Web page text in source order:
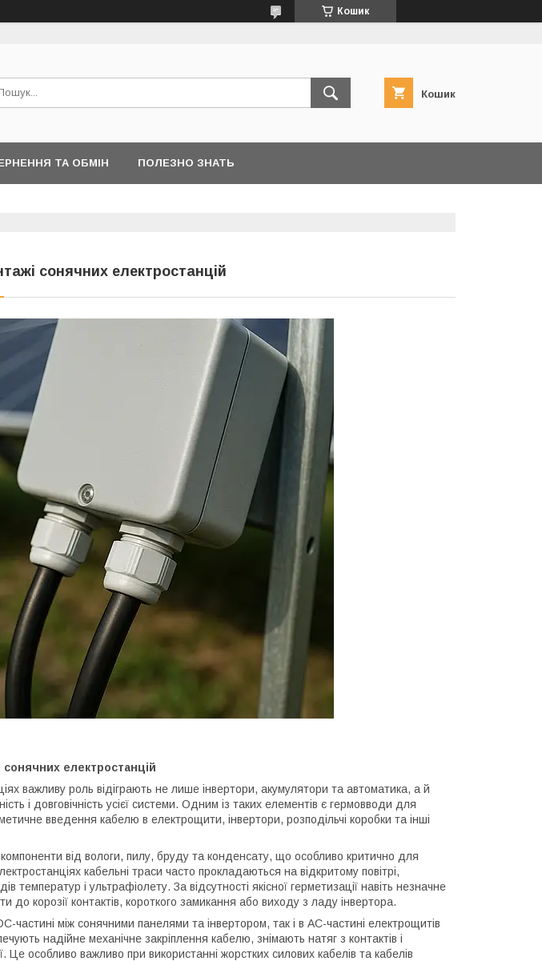
Кошик
Кошик
ТА ОБМІН ПОЛЕЗНО ЗНАТЬ
сонячних електростанцій
електростанцій
важливу роль відіграють не лише інвертори, акумулятори та автоматика, а й
і довговічність усієї системи. Одним із таких елементів є гермовводи для
введення кабелю в електрощити, інвертори, розподільчі коробки та інші
від вологи, пилу, бруду та конденсату, що особливо критично для
кабельні траси часто прокладаються на відкритому повітрі,
температур і ультрафіолету. За відсутності якісної герметизації навіть незначне
до корозії контактів, короткого замикання або виходу з ладу інвертора.
частині між сонячними панелями та інвертором, так і в AC-частині електрощитів
надійне механічне закріплення кабелю, знімають натяг з контактів і
Це особливо важливо при використанні жорстких силових кабелів та кабелів